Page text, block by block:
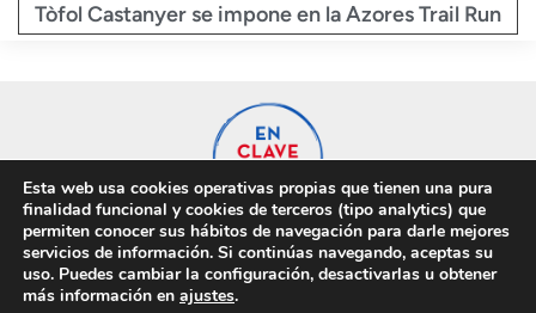
Tòfol Castanyer se impone en la Azores Trail Run
Privacidad Cookies
Esta web usa cookies operativas propias que tienen una pura
finalidad funcional y cookies de terceros (tipo analytics) que
permiten conocer sus hábitos de navegación para darle mejores
servicios de información. Si continúas navegando, aceptas su
uso. Puedes cambiar la configuración, desactivarlas u obtener
más información en ajustes.